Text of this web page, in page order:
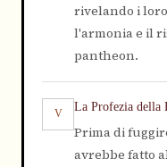
rivelando i
l'armonia e il
pantheon.
V
La Profezia della
Prima di
avrebbe fatto